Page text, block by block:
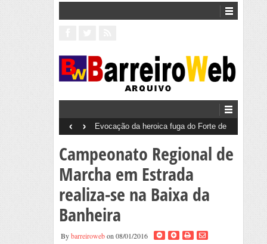
Evocação da heroica fuga do Forte de
Caxias – 4 de dezembro de 1961
‹ ›
Campeonato Regional de
Marcha em Estrada
realiza-se na Baixa da
Banheira
Bybarreirowebon 08/01/2016